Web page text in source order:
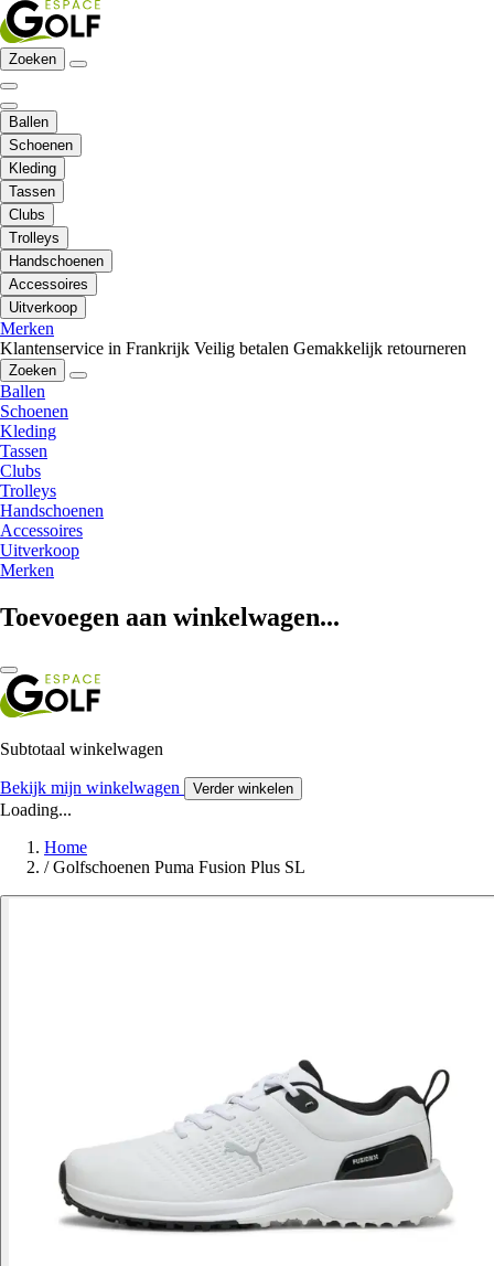
Zoeken
Ballen
Schoenen
Kleding
Tassen
Clubs
Trolleys
Handschoenen
Accessoires
Uitverkoop
Merken
Klantenservice in Frankrijk Veilig betalen Gemakkelijk retourneren
Zoeken
Ballen
Schoenen
Kleding
Tassen
Clubs
Trolleys
Handschoenen
Accessoires
Uitverkoop
Merken
Toevoegen aan winkelwagen...
Subtotaal winkelwagen
Bekijk mijn winkelwagen Verder winkelen
Loading...
Home
/ Golfschoenen Puma Fusion Plus SL